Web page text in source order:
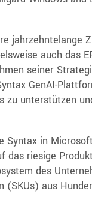
jahrzehntelange
auch das
seiner
GenAI-
zu unterstützen
Syntax in
das riesige
des
(SKUs) aus